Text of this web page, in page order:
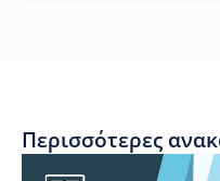
Περισσότερες